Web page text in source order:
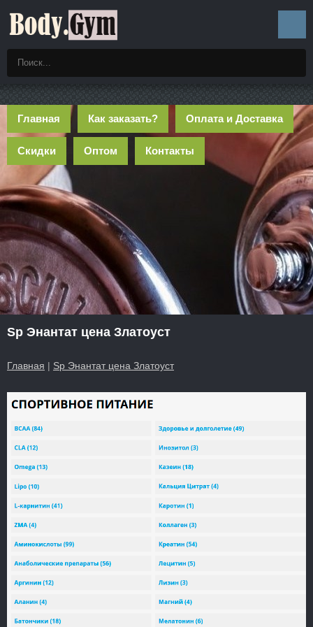
Главная Как заказать? Оплата и Доставка
Скидки Оптом Контакты
Sp Энантат цена Златоуст
Главная | Sp Энантат цена Златоуст